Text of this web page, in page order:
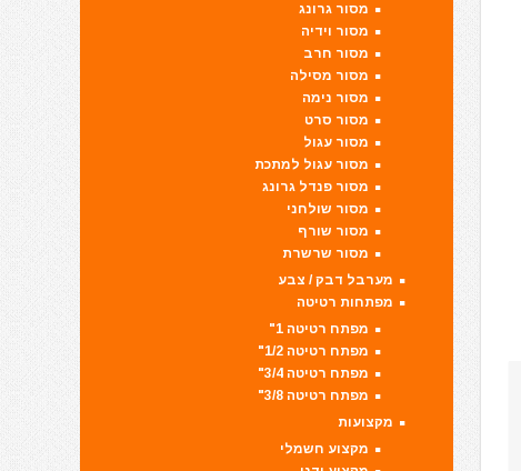
מסור גרונג
מסור וידיה
מסור חרב
מסור מסילה
מסור נימה
מסור סרט
מסור עגול
מסור עגול למתכת
מסור פנדל גרונג
מסור שולחני
מסור שורף
מסור שרשרת
מערבל דבק / צבע
מפתחות רטיטה
מפתח רטיטה 1"
מפתח רטיטה 1/2"
מפתח רטיטה 3/4"
מפתח רטיטה 3/8"
מקצועות
מקצוע חשמלי